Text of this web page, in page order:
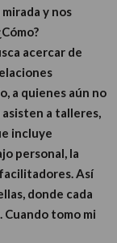
y nos
acercar de
a quienes aún no
asisten a talleres,
incluye
personal, la
Así
donde cada
Cuando tomo mi